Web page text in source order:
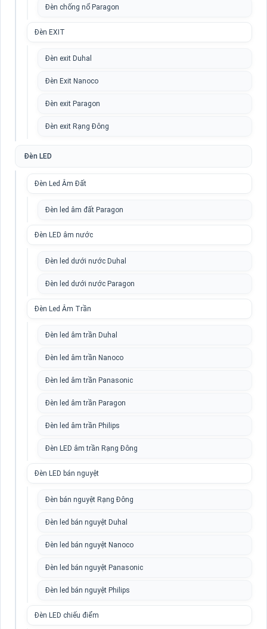
Đèn chống nổ Paragon
Đèn EXIT
Đèn exit Duhal
Đèn Exit Nanoco
Đèn exit Paragon
Đèn exit Rạng Đông
Đèn LED
Đèn Led Âm Đất
Đèn led âm đất Paragon
Đèn LED âm nước
Đèn led dưới nước Duhal
Đèn led dưới nước Paragon
Đèn Led Âm Trần
Đèn led âm trần Duhal
Đèn led âm trần Nanoco
Đèn led âm trần Panasonic
Đèn led âm trần Paragon
Đèn led âm trần Philips
Đèn LED âm trần Rạng Đông
Đèn LED bán nguyệt
Đèn bán nguyệt Rạng Đông
Đèn led bán nguyệt Duhal
Đèn led bán nguyệt Nanoco
Đèn led bán nguyệt Panasonic
Đèn led bán nguyệt Philips
Đèn LED chiếu điểm